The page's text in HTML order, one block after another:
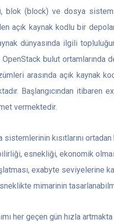
blok (block) ve dosya
açık kaynak kodlu bir
dünyasında ilgili
OpenStack bulut
arasında açık kaynak
Başlangıcından itibaren
vermektedir.
kısıtlarını ortadan
esnekliği, ekonomik
exabyte seviyelerine
mimarinin
her geçen gün hızla